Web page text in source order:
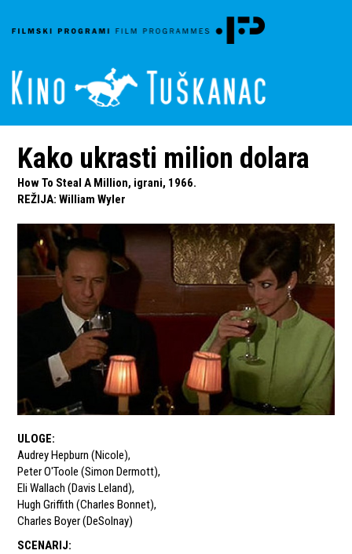
Kako ukrasti milion dolara
How To Steal A Million, igrani, 1966.
REŽIJA: William Wyler
ULOGE:
Audrey Hepburn (Nicole),
Peter O'Toole (Simon Dermott),
Eli Wallach (Davis Leland),
Hugh Griffith (Charles Bonnet),
Charles Boyer (DeSolnay)
SCENARIJ: